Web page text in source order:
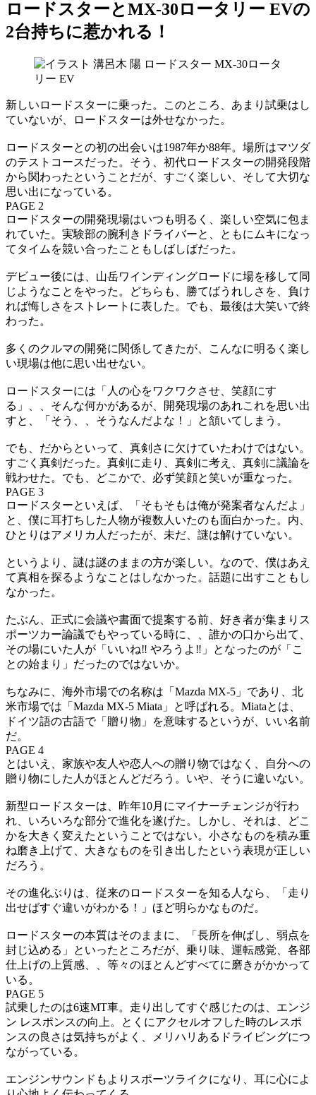
ロードスターとMX-30ロータリー EVの
2台持ちに惹かれる！
新しいロードスターに乗った。このところ、あまり試乗はし
ていないが、ロードスターは外せなかった。
ロードスターとの初の出会いは1987年か88年。場所はマツダ
のテストコースだった。そう、初代ロードスターの開発段階
から関わったということだが、すごく楽しい、そして大切な
思い出になっている。
PAGE 2
ロードスターの開発現場はいつも明るく、楽しい空気に包ま
れていた。実験部の腕利きドライバーと、ともにムキになっ
てタイムを競い合ったこともしばしばだった。
デビュー後には、山岳ワインディングロードに場を移して同
じようなことをやった。どちらも、勝てばうれしさを、負け
れば悔しさをストレートに表した。でも、最後は大笑いで終
わった。
多くのクルマの開発に関係してきたが、こんなに明るく楽し
い現場は他に思い出せない。
ロードスターには「人の心をワクワクさせ、笑顔にす
る」、、そんな何かがあるが、開発現場のあれこれを思い出
すと、「そう、、そうなんだよな！」と頷いてしまう。
でも、だからといって、真剣さに欠けていたわけではない。
すごく真剣だった。真剣に走り、真剣に考え、真剣に議論を
戦わせた。でも、どこかで、必ず笑顔と笑いが重なった。
PAGE 3
ロードスターといえば、「そもそもは俺が発案者なんだよ」
と、僕に耳打ちした人物が複数人いたのも面白かった。内、
ひとりはアメリカ人だったが、未だ、謎は解けていない。
というより、謎は謎のままの方が楽しい。なので、僕はあえ
て真相を探るようなことはしなかった。話題に出すこともし
なかった。
たぶん、正式に会議や書面で提案する前、好き者が集まりス
ポーツカー論議でもやっている時に、、誰かの口から出て、
その場にいた人が「いいね‼ やろうよ‼」となったのが「こ
との始まり」だったのではないか。
ちなみに、海外市場での名称は「Mazda MX-5」であり、北
米市場では「Mazda MX-5 Miata」と呼ばれる。Miataとは、
ドイツ語の古語で「贈り物」を意味するというが、いい名前
だ。
PAGE 4
とはいえ、家族や友人や恋人への贈り物ではなく、自分への
贈り物にした人がほとんどだろう。いや、そうに違いない。
新型ロードスターは、昨年10月にマイナーチェンジが行わ
れ、いろいろな部分で進化を遂げた。しかし、それは、どこ
かを大きく変えたということではない。小さなものを積み重
ね磨き上げて、大きなものを引き出したという表現が正しい
だろう。
その進化ぶりは、従来のロードスターを知る人なら、「走り
出せばすぐ違いがわかる！」ほど明らかなものだ。
ロードスターの本質はそのままに、「長所を伸ばし、弱点を
封じ込める」といったところだが、乗り味、運転感覚、各部
仕上げの上質感、、等々のほとんどすべてに磨きがかかって
いる。
PAGE 5
試乗したのは6速MT車。走り出してすぐ感じたのは、エンジ
ン レスポンスの向上。とくにアクセルオフした時のレスポ
ンスの良さは気持ちがよく、メリハリあるドライビングにつ
ながっている。
エンジンサウンドもよりスポーツライクになり、耳に心によ